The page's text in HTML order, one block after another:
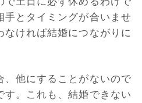
手とタイミングが合いませ
なければ結婚につながりに
、他にすることがないので
す。これも、結婚できない